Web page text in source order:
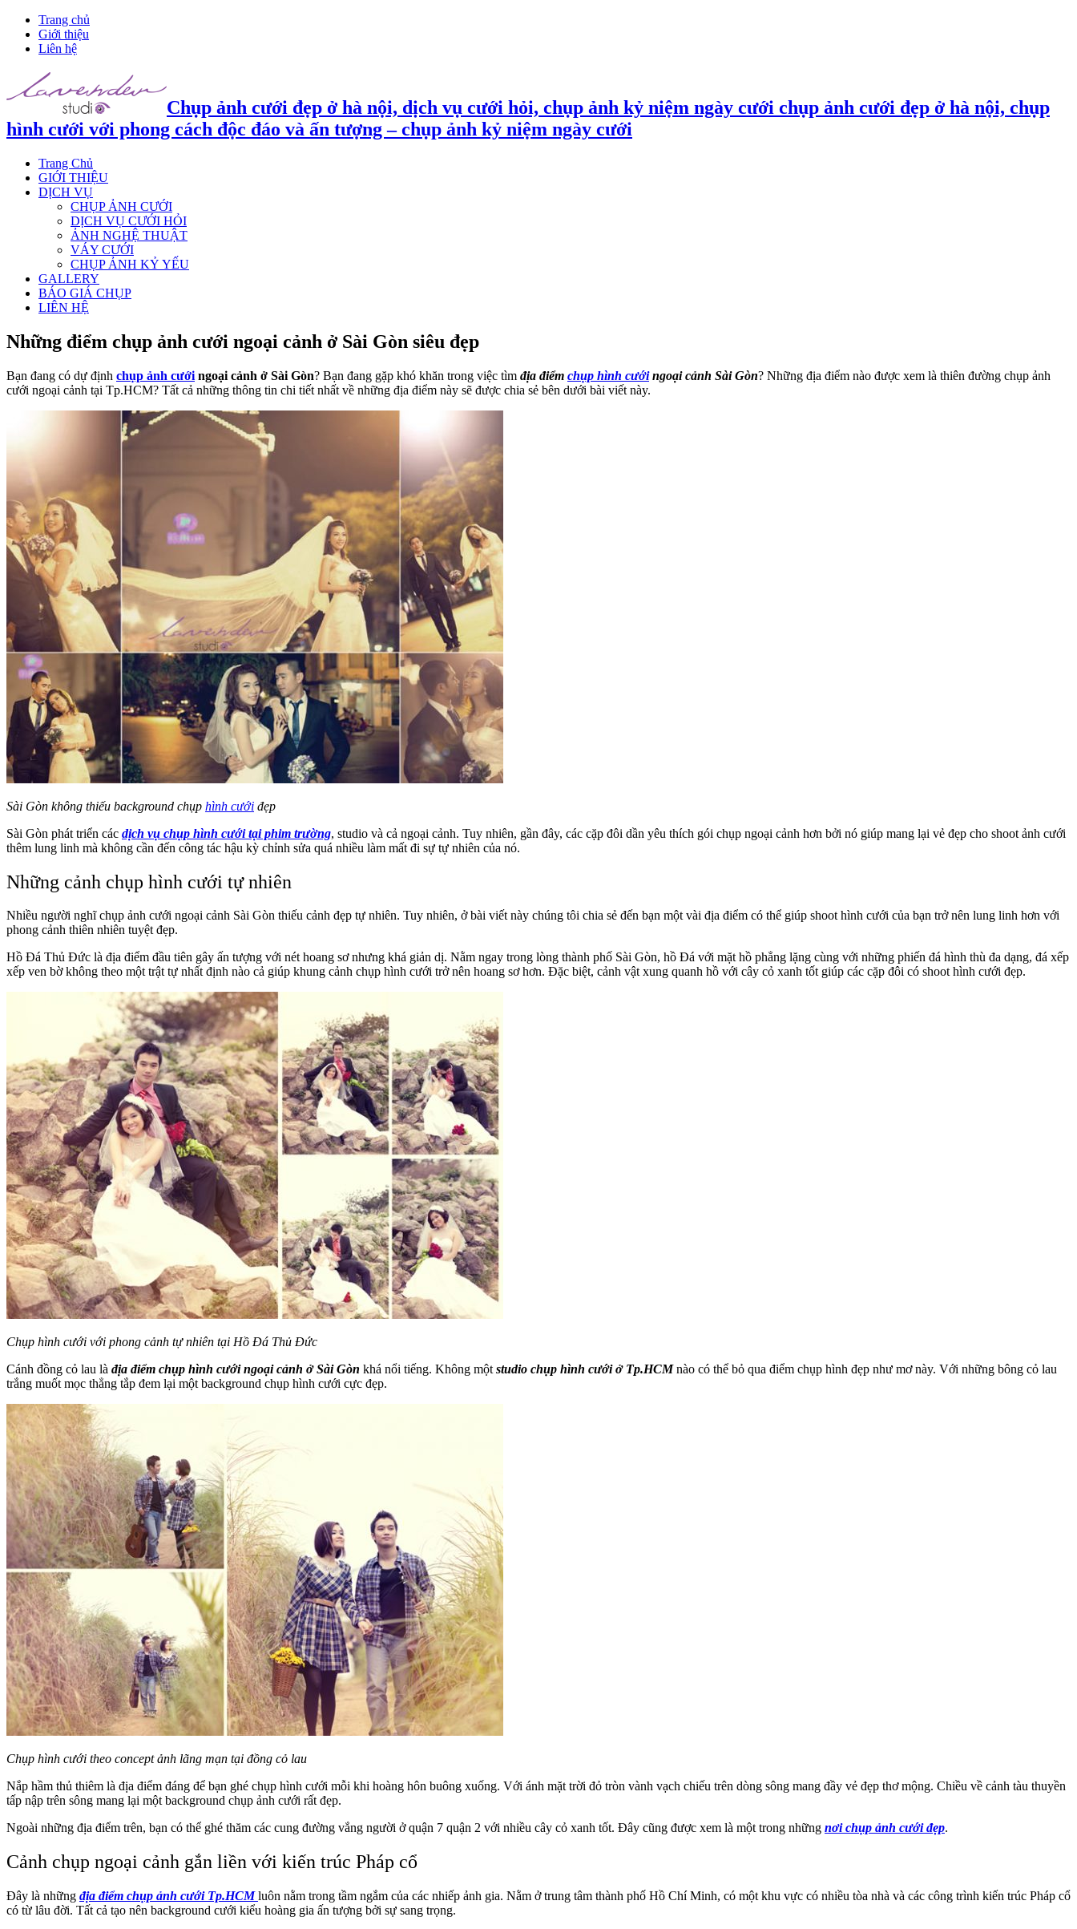
Trang chủ
Giới thiệu
Liên hệ
Chụp ảnh cưới đẹp ở hà nội, dịch vụ cưới hỏi, chụp ảnh kỷ niệm ngày cưới chụp ảnh cưới đẹp ở hà nội, chụp
hình cưới với phong cách độc đáo và ấn tượng – chụp ảnh kỷ niệm ngày cưới
Trang Chủ
GIỚI THIỆU
DỊCH VỤ
CHỤP ẢNH CƯỚI
DỊCH VỤ CƯỚI HỎI
ẢNH NGHỆ THUẬT
VÁY CƯỚI
CHỤP ẢNH KỶ YẾU
GALLERY
BÁO GIÁ CHỤP
LIÊN HỆ
Những điểm chụp ảnh cưới ngoại cảnh ở Sài Gòn siêu đẹp
Bạn đang có dự định chụp ảnh cưới ngoại cảnh ở Sài Gòn? Bạn đang gặp khó khăn trong việc tìm địa điểm chụp hình cướingoại cảnh Sài Gòn? Những địa điểm nào được xem là thiên đường chụp ảnh
cưới ngoại cảnh tại Tp.HCM? Tất cả những thông tin chi tiết nhất về những địa điểm này sẽ được chia sẻ bên dưới bài viết này.
Sài Gòn không thiếu background chụp hình cưới đẹp
Sài Gòn phát triển các dịch vụ chụp hình cưới tại phim trường, studio và cả ngoại cảnh. Tuy nhiên, gần đây, các cặp đôi dần yêu thích gói chụp ngoại cảnh hơn bởi nó giúp mang lại vẻ đẹp cho shoot ảnh cưới
thêm lung linh mà không cần đến công tác hậu kỳ chỉnh sửa quá nhiều làm mất đi sự tự nhiên của nó.
Những cảnh chụp hình cưới tự nhiên
Nhiều người nghĩ chụp ảnh cưới ngoại cảnh Sài Gòn thiếu cảnh đẹp tự nhiên. Tuy nhiên, ở bài viết này chúng tôi chia sẻ đến bạn một vài địa điểm có thể giúp shoot hình cưới của bạn trở nên lung linh hơn với
phong cảnh thiên nhiên tuyệt đẹp.
Hồ Đá Thủ Đức là địa điểm đầu tiên gây ấn tượng với nét hoang sơ nhưng khá giản dị. Nằm ngay trong lòng thành phố Sài Gòn, hồ Đá với mặt hồ phẳng lặng cùng với những phiến đá hình thù đa dạng, đá xếp
xếp ven bờ không theo một trật tự nhất định nào cả giúp khung cảnh chụp hình cưới trở nên hoang sơ hơn. Đặc biệt, cảnh vật xung quanh hồ với cây cỏ xanh tốt giúp các cặp đôi có shoot hình cưới đẹp.
Chụp hình cưới với phong cảnh tự nhiên tại Hồ Đá Thủ Đức
Cánh đồng cỏ lau là địa điểm chụp hình cưới ngoại cảnh ở Sài Gòn khá nổi tiếng. Không mộtstudio chụp hình cưới ở Tp.HCMnào có thể bỏ qua điểm chụp hình đẹp như mơ này. Với những bông cỏ lau
trắng muốt mọc thẳng tắp đem lại một background chụp hình cưới cực đẹp.
Chụp hình cưới theo concept ảnh lãng mạn tại đồng cỏ lau
Nắp hầm thủ thiêm là địa điểm đáng để bạn ghé chụp hình cưới mỗi khi hoàng hôn buông xuống. Với ánh mặt trời đỏ tròn vành vạch chiếu trên dòng sông mang đầy vẻ đẹp thơ mộng. Chiều về cảnh tàu thuyền
tấp nập trên sông mang lại một background chụp ảnh cưới rất đẹp.
Ngoài những địa điểm trên, bạn có thể ghé thăm các cung đường vắng người ở quận 7 quận 2 với nhiều cây cỏ xanh tốt. Đây cũng được xem là một trong những nơi chụp ảnh cưới đẹp.
Cảnh chụp ngoại cảnh gắn liền với kiến trúc Pháp cổ
Đây là những địa điểm chụp ảnh cưới Tp.HCMluôn nằm trong tầm ngắm của các nhiếp ảnh gia. Nằm ở trung tâm thành phố Hồ Chí Minh, có một khu vực có nhiều tòa nhà và các công trình kiến trúc Pháp cổ
có từ lâu đời. Tất cả tạo nên background cưới kiểu hoàng gia ấn tượng bởi sự sang trọng.